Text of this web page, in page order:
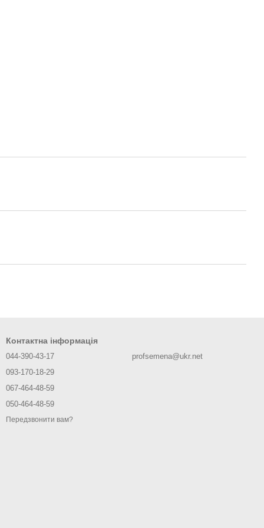
Контактна інформація
044-390-43-17
093-170-18-29
067-464-48-59
050-464-48-59
Передзвонити вам?
profsemena@ukr.net